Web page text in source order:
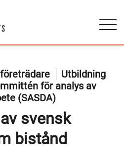
Utbildning
för analys av
(SASDA)
svensk
bistånd